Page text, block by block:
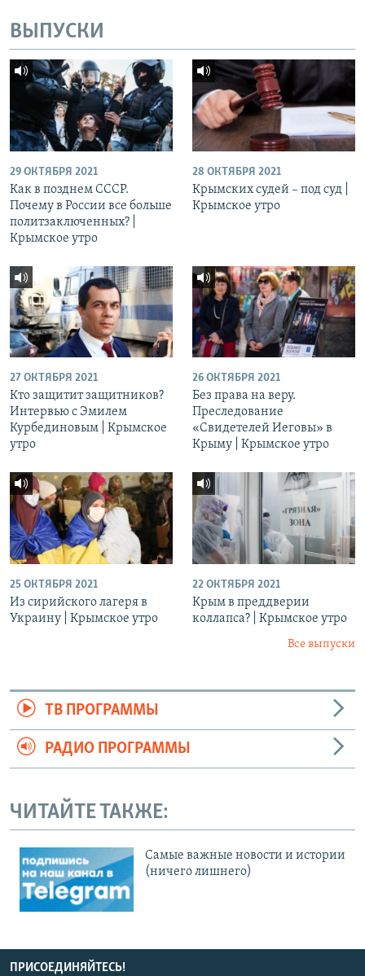
ВЫПУСКИ
29 ОКТЯБРЯ 2021
Как в позднем СССР.
Почему в России все больше
политзаключенных? |
Крымское утро
28 ОКТЯБРЯ 2021
Крымских судей – под суд |
Крымское утро
27 ОКТЯБРЯ 2021
Кто защитит защитников?
Интервью с Эмилем
Курбединовым | Крымское
утро
26 ОКТЯБРЯ 2021
Без права на веру.
Преследование
«Свидетелей Иеговы» в
Крыму | Крымское утро
25 ОКТЯБРЯ 2021
Из сирийского лагеря в
Украину | Крымское утро
22 ОКТЯБРЯ 2021
Крым в преддверии
коллапса? | Крымское утро
Все выпуски
ТВ ПРОГРАММЫ
РАДИО ПРОГРАММЫ
ЧИТАЙТЕ ТАКЖЕ:
Cамые важные новости и истории
(ничего лишнего)
ПРИСОЕДИНЯЙТЕСЬ!